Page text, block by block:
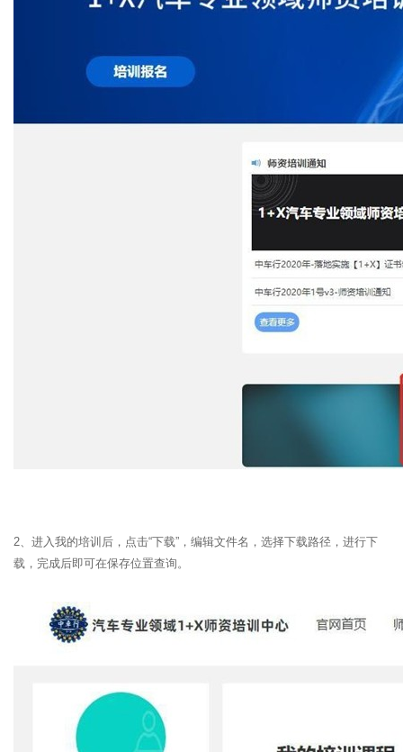
2、进入我的培训后，点击“下载”，编辑文件名，选择下载路径，进行下
载，完成后即可在保存位置查询。